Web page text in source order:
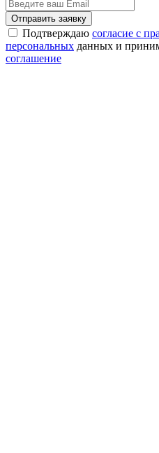
Отправить заявку
Подтверждаю согласие с
персональных данных и
соглашение